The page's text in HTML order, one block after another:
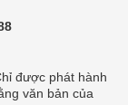
được phát hành
văn bản của